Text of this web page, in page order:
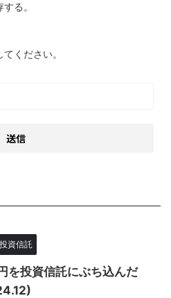
る。
ください。
投資信託
を投資信託にぶち込んだ